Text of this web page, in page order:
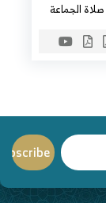
صلاة الجماعة